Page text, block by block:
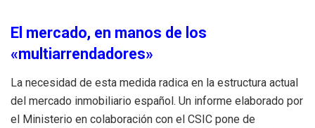
El mercado, en manos de los
«multiarrendadores»
La necesidad de esta medida radica en la estructura actual
del mercado inmobiliario español. Un informe elaborado por
el Ministerio en colaboración con el CSIC pone de